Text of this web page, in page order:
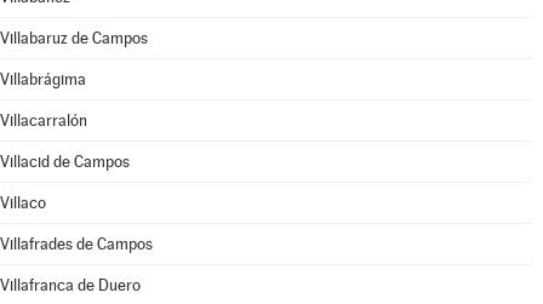
Villabaruz de Campos
Villabrágima
Villacarralón
Villacid de Campos
Villaco
Villafrades de Campos
Villafranca de Duero